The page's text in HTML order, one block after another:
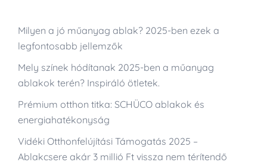
Milyen a jó műanyag ablak? 2025-ben ezek a
legfontosabb jellemzők
Mely színek hódítanak 2025-ben a műanyag
ablakok terén? Inspiráló ötletek.
Prémium otthon titka: SCHÜCO ablakok és
energiahatékonyság
Vidéki Otthonfelújítási Támogatás 2025 –
Ablakcsere akár 3 millió Ft vissza nem térítendő